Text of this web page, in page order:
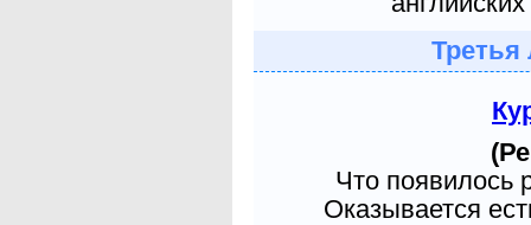
Третья
Что появилось
Оказывается